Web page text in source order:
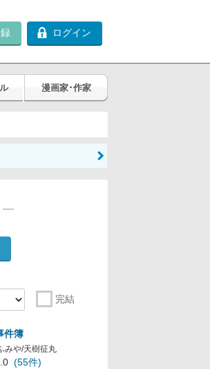
ログイン
漫画家･作家
完結
件簿
みや/天樹征丸
(55件)